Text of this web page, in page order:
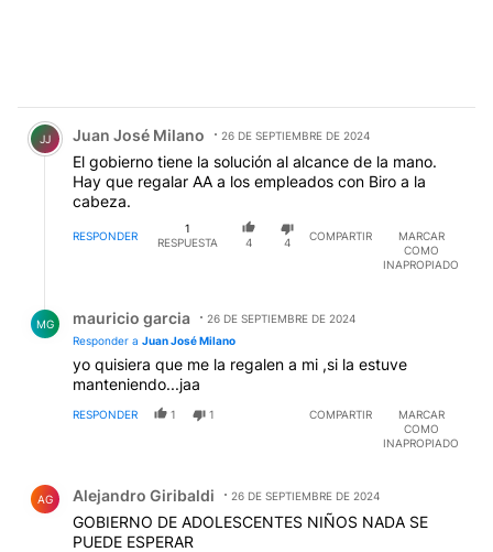
Comentario de Juan José Milano.
JJ Juan José Milano 26 DE SEPTIEMBRE DE 2024
El gobierno tiene la solución al alcance de la mano.
Hay que regalar AA a los empleados con Biro a la
cabeza.
RESPONDER
1
RESPUESTA
4 4
COMPARTIR
MARCAR
COMO
INAPROPIADO
MG mauricio garcia
26 DE SEPTIEMBRE DE 2024
Responder a Juan José Milano
yo quisiera que me la regalen a mi ,si la estuve
manteniendo...jaa
RESPONDER 1 1 COMPARTIR
MARCAR
COMO
INAPROPIADO
AG Alejandro Giribaldi 26 DE SEPTIEMBRE DE 2024
GOBIERNO DE ADOLESCENTES NIÑOS NADA SE
PUEDE ESPERAR